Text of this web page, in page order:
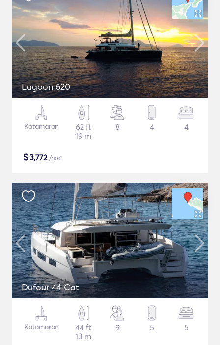
Lagoon 620
Katamaran
62 ft
19 m
8 4 4
$3,772/noč
Dufour 44 Cat
Katamaran
44 ft
13 m
9 5 5